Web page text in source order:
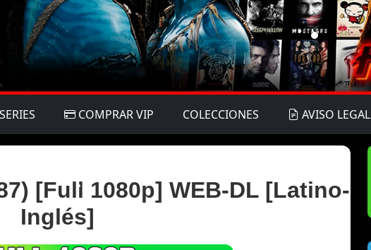
COMPRAR VIP COLECCIONES AVISO LEGAL
[Full 1080p] WEB-DL [Latino-
Inglés]